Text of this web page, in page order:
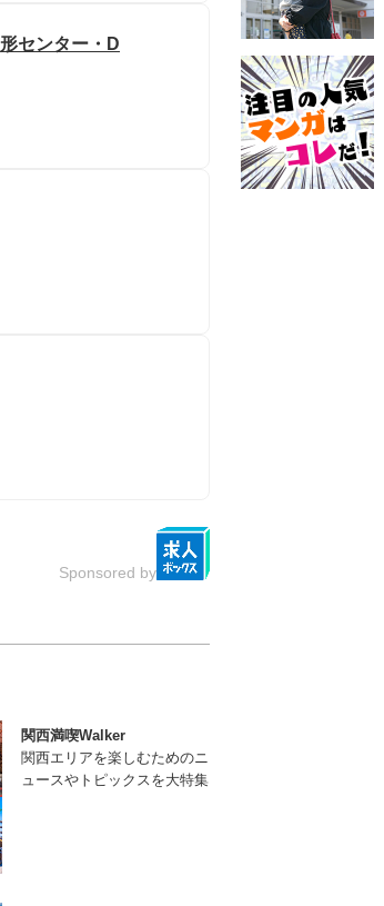
センター・D
Sponsored by
関西満喫Walker
関西エリアを楽しむためのニ
ュースやトピックスを大特集